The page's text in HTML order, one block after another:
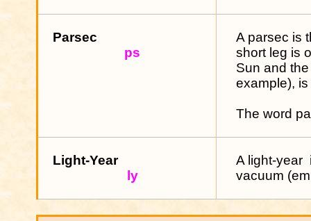
Parsec
ps
A parsec is
short leg is
Sun and
example),
The word
Light-Year
ly
A light-year
vacuum